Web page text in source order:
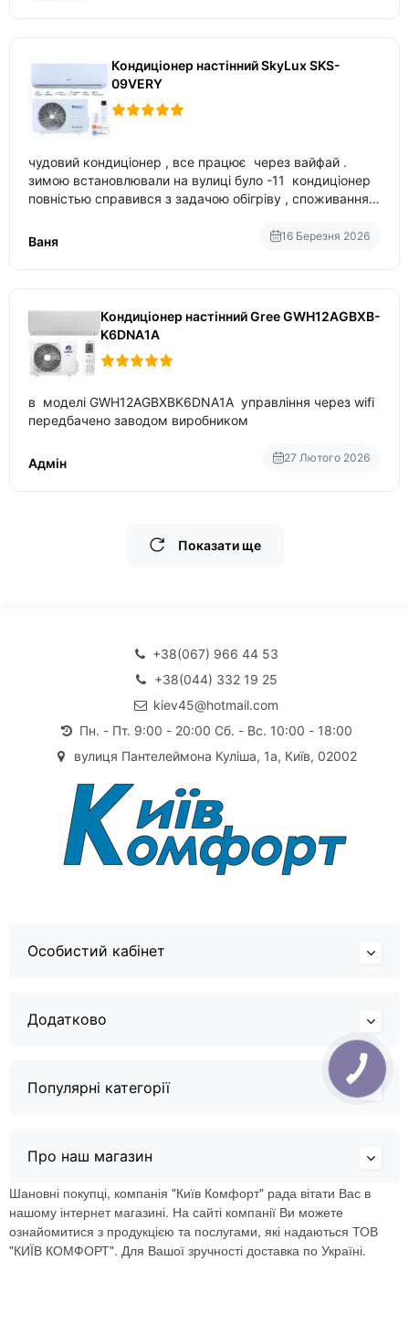
Кондиціонер настінний SkyLux SKS-
09VERY
чудовий кондиціонер , все працює через вайфай .
зимою встановлювали на вулиці було -11 кондиціонер
повністью справився з задачою обігріву , споживання
температури
Ваня 16 Березня 2026
Кондиціонер настінний Gree GWH12AGBXB-
K6DNA1A
в моделі GWH12AGBXBK6DNA1A управління через wifi
передбачено заводом виробником
Адмін 27 Лютого 2026
Показати ще
+38(067) 966 44 53
+38(044) 332 19 25
kiev45@hotmail.com
Пн. - Пт. 9:00 - 20:00 Сб. - Вс. 10:00 - 18:00
вулиця Пантелеймона Куліша, 1а, Київ, 02002
Особистий кабінет
Додатково
Популярні категорії
Про наш магазин
Шановні покупці, компанія "Київ Комфорт" рада вітати Вас в
нашому інтернет магазині. На сайті компанії Ви можете
ознайомитися з продукцією та послугами, які надаються ТОВ
"КИЇВ КОМФОРТ". Для Вашої зручності доставка по Україні.